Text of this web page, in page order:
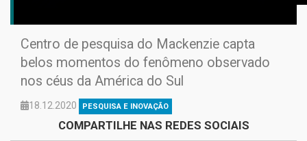
Centro de pesquisa do Mackenzie capta
belos momentos do fenômeno observado
nos céus da América do Sul
18.12.2020 PESQUISA E INOVAÇÃO
COMPARTILHE NAS REDES SOCIAIS